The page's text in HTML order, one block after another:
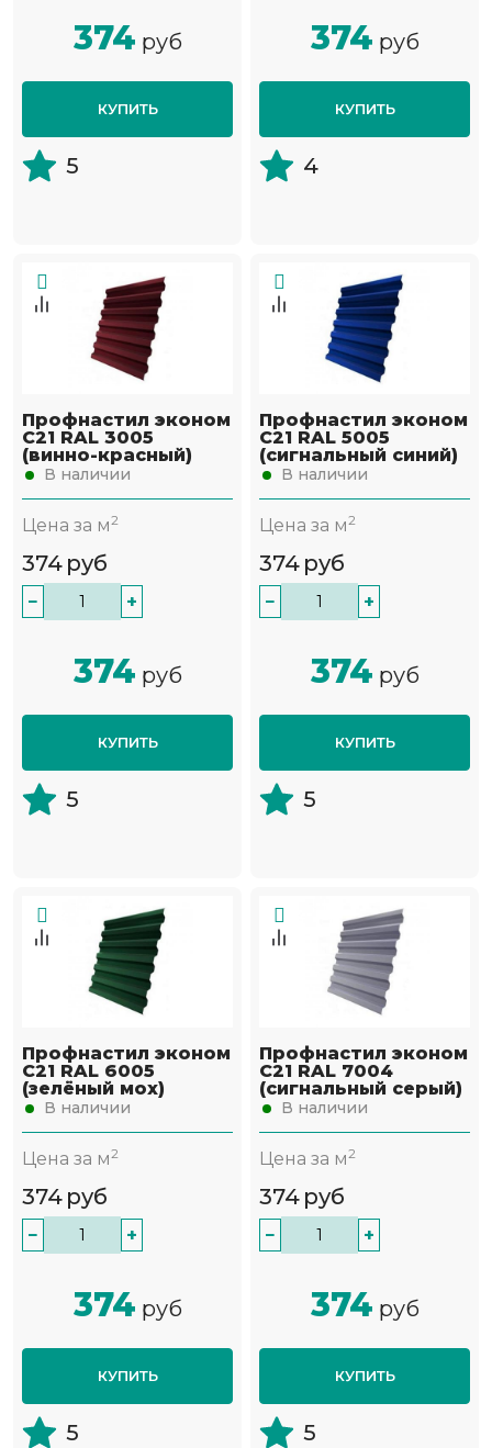
374 руб
КУПИТЬ
5
374 руб
КУПИТЬ
4
Профнастил эконом
С21 RAL 3005
(винно-красный)
В наличии
Цена за м2
374 руб
− +
374 руб
КУПИТЬ
5
Профнастил эконом
С21 RAL 5005
(сигнальный синий)
В наличии
Цена за м2
374 руб
− +
374 руб
КУПИТЬ
5
Профнастил эконом
С21 RAL 6005
(зелёный мох)
В наличии
Цена за м2
374 руб
− +
374 руб
КУПИТЬ
5
Профнастил эконом
С21 RAL 7004
(сигнальный серый)
В наличии
Цена за м2
374 руб
− +
374 руб
КУПИТЬ
5